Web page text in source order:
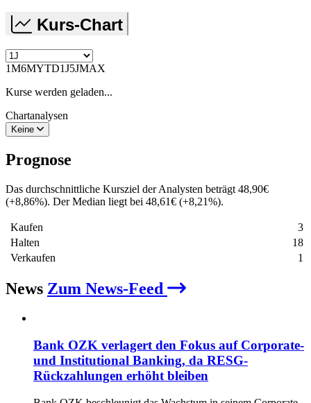
Kurs-Chart
1M6MYTD1J5JMAX
Kurse werden geladen...
Chartanalysen
Keine
Prognose
Das durchschnittliche Kursziel der Analysten beträgt 48,90€
(+8,86%). Der Median liegt bei 48,61€ (+8,21%).
Kaufen
3
Halten
18
Verkaufen
1
News Zum News-Feed
Bank OZK verlagert den Fokus auf Corporate-
und Institutional Banking, da RESG-
Rückzahlungen erhöht bleiben